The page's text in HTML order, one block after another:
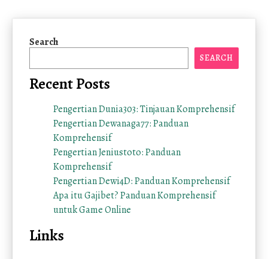
Search
SEARCH
Recent Posts
Pengertian Dunia303: Tinjauan Komprehensif
Pengertian Dewanaga77: Panduan
Komprehensif
Pengertian Jeniustoto: Panduan
Komprehensif
Pengertian Dewi4D: Panduan Komprehensif
Apa itu Gajibet? Panduan Komprehensif
untuk Game Online
Links